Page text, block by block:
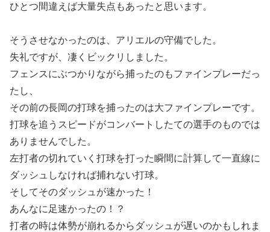
ひとつ間違えば大量失点もあったと思います。
そうさせなかったのは、アリエルの守備でした。
失礼ですが、凄くビックリしました。
フェンスにぶつかりながら捕ったのもファインプレーだっ
たし、
その前の長岡の打球を捕ったのは大ファインプレーです。
打球を追うスピードがコンバートしたての選手のものでは
ありませんでした。
左打者の切れていく打球を打った瞬間に計算して一直線に
ダッシュしなければ捕れない打球。
そしてそのダッシュが速かった！
あんなに足速かったの！？
打者の時は体勢が崩れるからダッシュが遅いのかもしれま